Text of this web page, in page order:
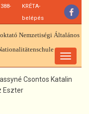
KRÉTA-
belépés
Nemzetiségi Általános
Toggle
Csontos Katalin
Eszter